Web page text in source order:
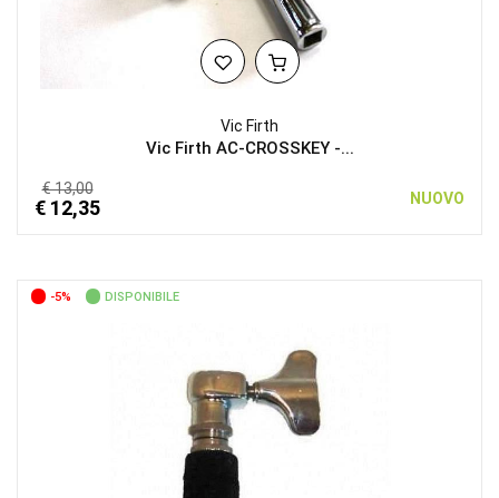
Vic Firth
Vic Firth AC-CROSSKEY -...
€ 13,00
€ 12,35 NUOVO
-5% DISPONIBILE